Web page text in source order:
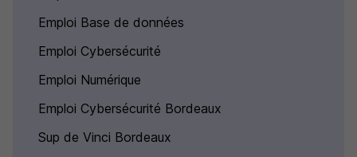
Emploi Base de données
Emploi Cybersécurité
Emploi Numérique
Emploi Cybersécurité Bordeaux
Sup de Vinci Bordeaux